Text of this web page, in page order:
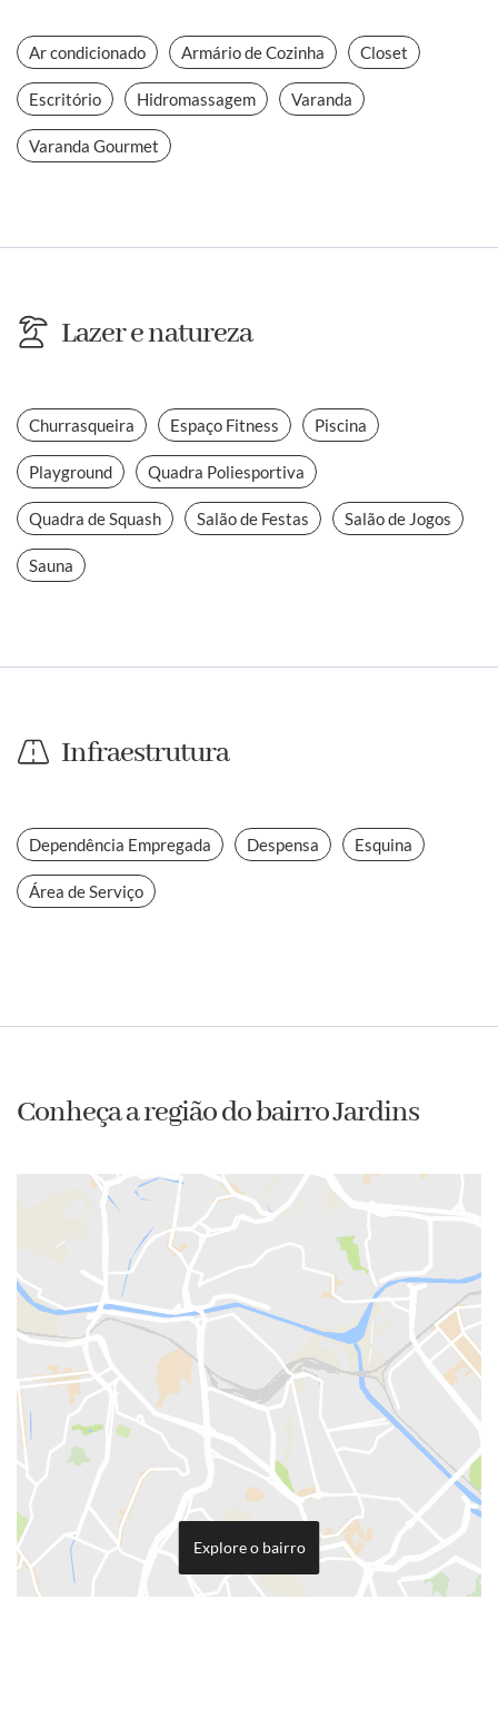
Ar condicionado Armário de Cozinha Closet
Escritório Hidromassagem Varanda
Varanda Gourmet
Lazer e natureza
Churrasqueira Espaço Fitness Piscina
Playground Quadra Poliesportiva
Quadra de Squash Salão de Festas Salão de Jogos
Sauna
Infraestrutura
Dependência Empregada Despensa Esquina
Área de Serviço
Conheça a região do bairro Jardins
Explore o bairro